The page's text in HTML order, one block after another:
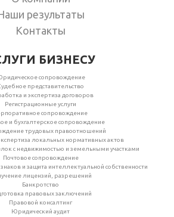
результаты
Контакты
БИЗНЕСУ
сопровождение
представительство
и экспертиза договоров
Регистрационные услуги
сопровождение
и бухгалтерское сопровождение
трудовых правоотношений
локальных нормативных актов
с недвижимостью и земельными участками
Почтовое сопровождение
и защита интеллектуальной собственности
лицензий, разрешений
Банкротство
правовых заключений
Правовой консалтинг
Юридический аудит